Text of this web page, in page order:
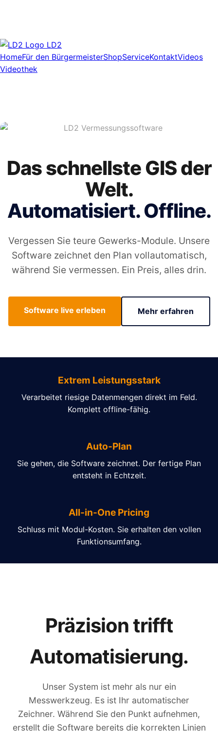
LD2
HomeFür den BürgermeisterShopServiceKontaktVideos
Videothek
Das schnellste GIS der
Welt.
Automatisiert. Offline.
Vergessen Sie teure Gewerks-Module. Unsere
Software zeichnet den Plan vollautomatisch,
während Sie vermessen. Ein Preis, alles drin.
Software live erleben Mehr erfahren
Extrem Leistungsstark
Verarbeitet riesige Datenmengen direkt im Feld.
Komplett offline-fähig.
Auto-Plan
Sie gehen, die Software zeichnet. Der fertige Plan
entsteht in Echtzeit.
All-in-One Pricing
Schluss mit Modul-Kosten. Sie erhalten den vollen
Funktionsumfang.
Präzision trifft
Automatisierung.
Unser System ist mehr als nur ein
Messwerkzeug. Es ist Ihr automatischer
Zeichner. Während Sie den Punkt aufnehmen,
erstellt die Software bereits die korrekten Linien